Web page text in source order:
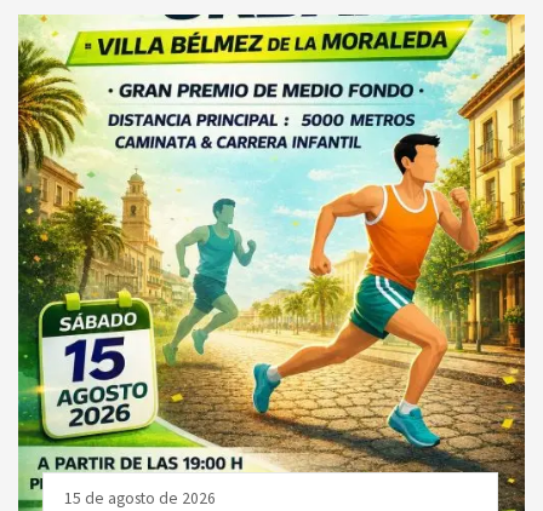
15 de agosto de 2026